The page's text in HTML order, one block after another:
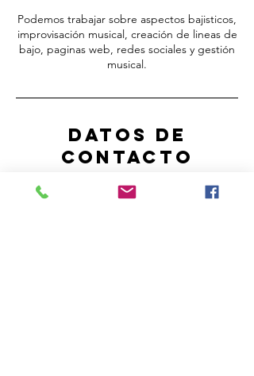
Podemos trabajar sobre aspectos bajisticos,
improvisación musical, creación de lineas de
bajo, paginas web, redes sociales y gestión
musical.
Datos de
contacto
Clases de Bajo Eléctrico Online, Daniel
Gazmuri, Agustinas, Santiago, Chile